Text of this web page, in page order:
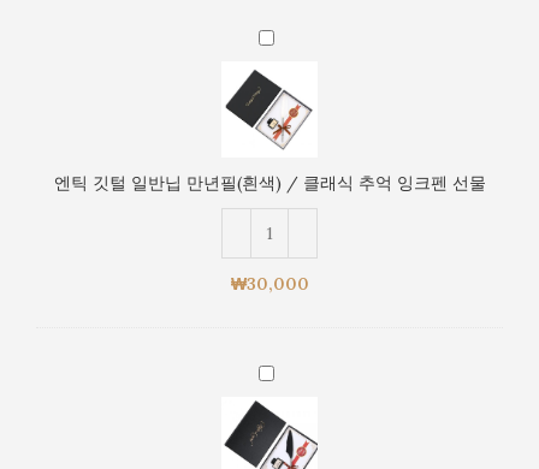
클
래
식
추
억
잉
크
펜
선
물
엔
깃
털
일
닙
필
(흰
클
래
식
추
엔틱 깃털 일반닙 만년필(흰색) / 클래식 추억 잉크펜 선물
₩30,000
엔
틱
깃
털